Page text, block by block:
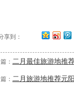
享到：
： 二月最佳旅游地推
： 二月旅游地推荐元